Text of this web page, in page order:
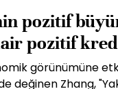
pozitif
pozitif
görünümüne
değinen Zhang,